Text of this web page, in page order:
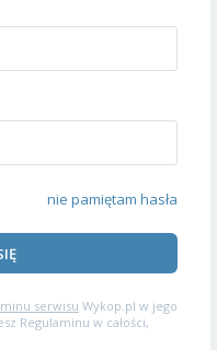
nie pamiętam hasła
serwisu Wykop.pl w jego
Regulaminu w całości,